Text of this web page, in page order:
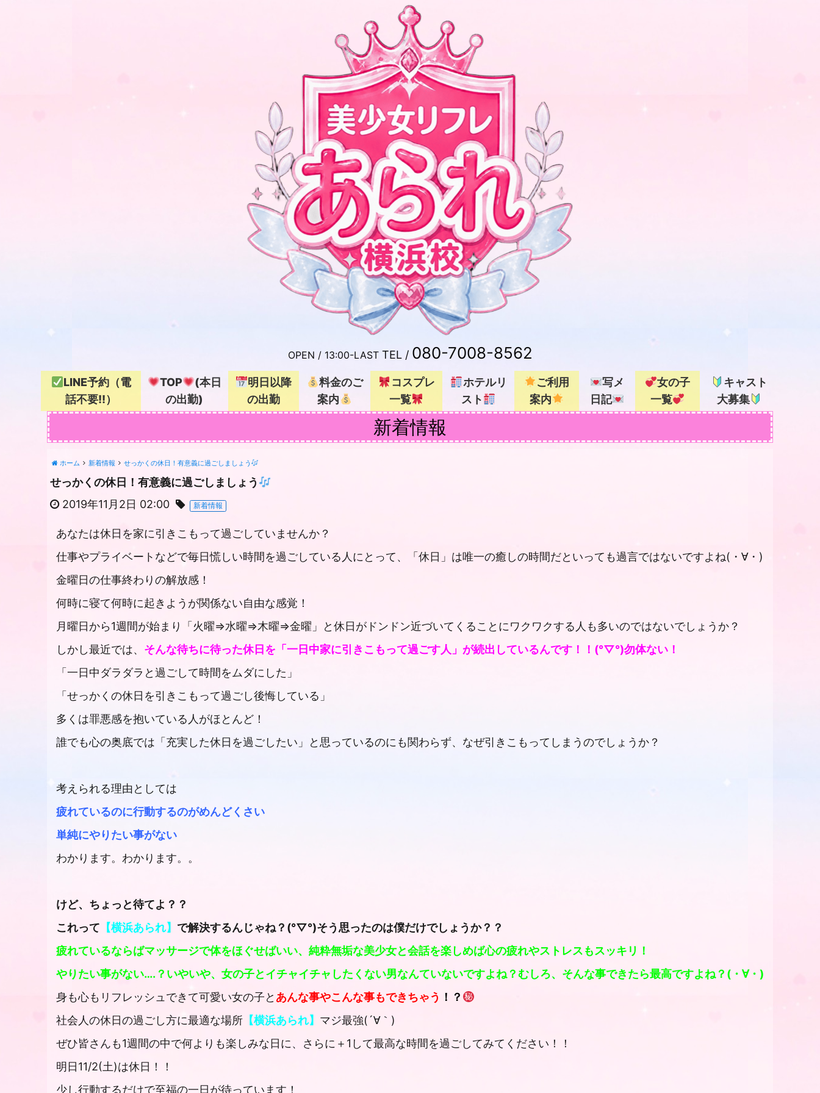
OPEN / 13:00-LAST TEL / 080-7008-8562
LINE予約（電
話不要!!）
TOP
(本日
の出勤)
明日以降
の出勤
料金のご
案内
コスプレ
一覧
ホテルリ
スト
ご利用
案内
写メ
日記
女の子
一覧
キャスト
大募集
新着情報
ホーム 新着情報 せっかくの休日！有意義に過ごしましょう
せっかくの休日！有意義に過ごしましょう
2019年11月2日 02:00
新着情報
あなたは休日を家に引きこもって過ごしていませんか？
仕事やプライベートなどで毎日慌しい時間を過ごしている人にとって、「休日」は唯一の癒しの時間だといっても過言ではないですよね(・∀・)
金曜日の仕事終わりの解放感！
何時に寝て何時に起きようが関係ない自由な感覚！
月曜日から1週間が始まり「火曜⇒水曜⇒木曜⇒金曜」と休日がドンドン近づいてくることにワクワクする人も多いのではないでしょうか？
しかし最近では、 そんな待ちに待った休日を「一日中家に引きこもって過ごす人」が続出しているんです！！(°▽°)勿体ない！
「一日中ダラダラと過ごして時間をムダにした」
「せっかくの休日を引きこもって過ごし後悔している」
多くは罪悪感を抱いている人がほとんど！
誰でも心の奥底では「充実した休日を過ごしたい」と思っているのにも関わらず、なぜ引きこもってしまうのでしょうか？
考えられる理由としては
疲れているのに行動するのがめんどくさい
単純にやりたい事がない
わかります。わかります。。
けど、ちょっと待てよ？？
これって 【横浜あられ】 で解決するんじゃね？(°▽°)そう思ったのは僕だけでしょうか？？
疲れているならばマッサージで体をほぐせばいい、純粋無垢な美少女と会話を楽しめば心の疲れやストレスもスッキリ！
やりたい事がない…. ？いやいや、女の子とイチャイチャしたくない男なんていないですよね？むしろ、そんな事できたら最高ですよね？(・∀・)
身も心もリフレッシュできて可愛い女の子と あんな事やこんな事もできちゃう ！？
社会人の休日の過ごし方に最適な場所 【横浜あられ】 マジ最強(´∀｀)
ぜひ皆さんも1週間の中で何よりも楽しみな日に、さらに＋ 1 して最高な時間を過ごしてみてください！！
明日11/2(土)は休日！！
少し行動するだけで至福の一日が待っています！